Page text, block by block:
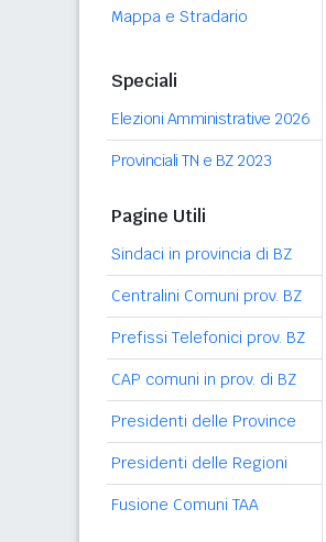
Mappa e Stradario
Speciali
Elezioni Amministrative 2026
Provinciali TN e BZ 2023
Pagine Utili
Sindaci in provincia di BZ
Centralini Comuni prov. BZ
Prefissi Telefonici prov. BZ
CAP comuni in prov. di BZ
Presidenti delle Province
Presidenti delle Regioni
Fusione Comuni TAA